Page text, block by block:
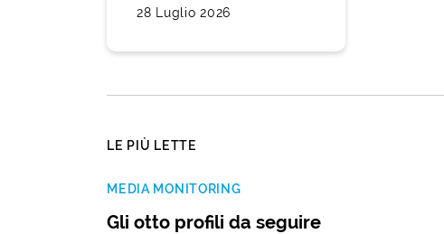
28 Luglio 2026
LE PIÙ LETTE
MEDIA MONITORING
Gli otto profili da seguire